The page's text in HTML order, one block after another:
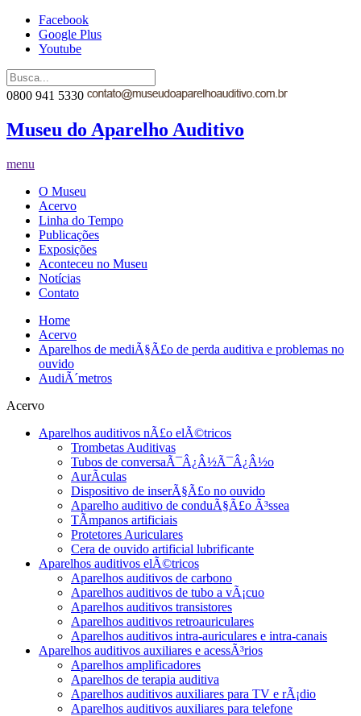
Facebook
Google Plus
Youtube
0800 941 5330
Museu do Aparelho Auditivo
menu
O Museu
Acervo
Linha do Tempo
Publicações
Exposições
Aconteceu no Museu
Notícias
Contato
Home
Acervo
Aparelhos de mediÃ§Ã£o de perda auditiva e problemas no
ouvido
AudiÃ´metros
Acervo
Aparelhos auditivos nÃ£o elÃ©tricos
Trombetas Auditivas
Tubos de conversaÃ¯Â¿Â½Ã¯Â¿Â½o
AurÃ­culas
Dispositivo de inserÃ§Ã£o no ouvido
Aparelho auditivo de conduÃ§Ã£o Ã³ssea
TÃ­mpanos artificiais
Protetores Auriculares
Cera de ouvido artificial lubrificante
Aparelhos auditivos elÃ©tricos
Aparelhos auditivos de carbono
Aparelhos auditivos de tubo a vÃ¡cuo
Aparelhos auditivos transistores
Aparelhos auditivos retroauriculares
Aparelhos auditivos intra-auriculares e intra-canais
Aparelhos auditivos auxiliares e acessÃ³rios
Aparelhos amplificadores
Aparelhos de terapia auditiva
Aparelhos auditivos auxiliares para TV e rÃ¡dio
Aparelhos auditivos auxiliares para telefone